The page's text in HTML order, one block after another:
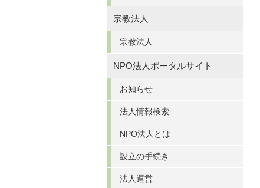
宗教法人
宗教法人
NPO法人ポータルサイト
お知らせ
法人情報検索
NPO法人とは
設立の手続き
法人運営